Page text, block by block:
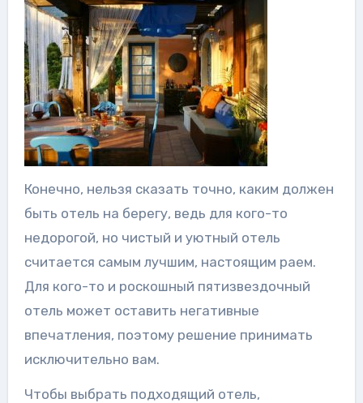
Конечно, нельзя сказать точно, каким должен
быть отель на берегу, ведь для кого-то
недорогой, но чистый и уютный отель
считается самым лучшим, настоящим раем.
Для кого-то и роскошный пятизвездочный
отель может оставить негативные
впечатления, поэтому решение принимать
исключительно вам.
Чтобы выбрать подходящий отель,